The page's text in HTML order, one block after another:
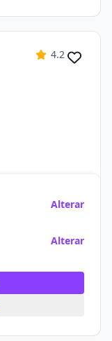
4.2
Alterar
Alterar